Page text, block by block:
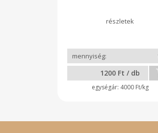
1200 Ft / db
4000 Ft/kg